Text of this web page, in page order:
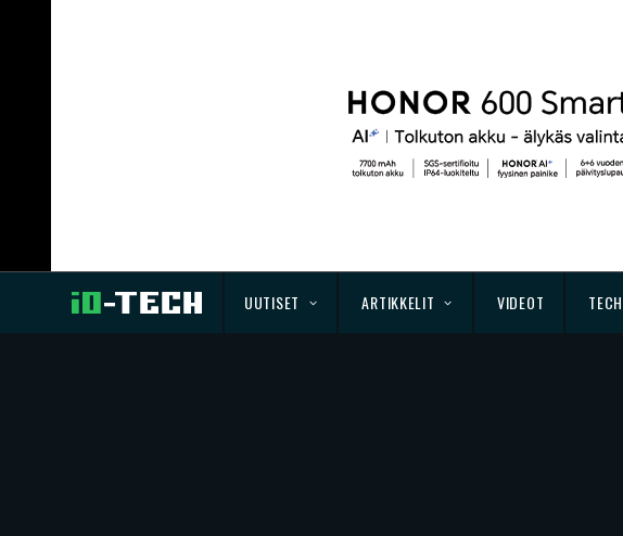
UUTISET ARTIKKELIT VIDEOT